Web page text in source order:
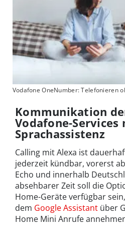
Vodafone OneNumber: Telefonieren
Kommunikation
Vodafone-Services
Sprachassistenz
Calling mit Alexa ist
jederzeit kündbar, vorerst
Echo und innerhalb
absehbarer Zeit soll die
Home-Geräte verfügbar
dem Google Assistant über
Home Mini Anrufe